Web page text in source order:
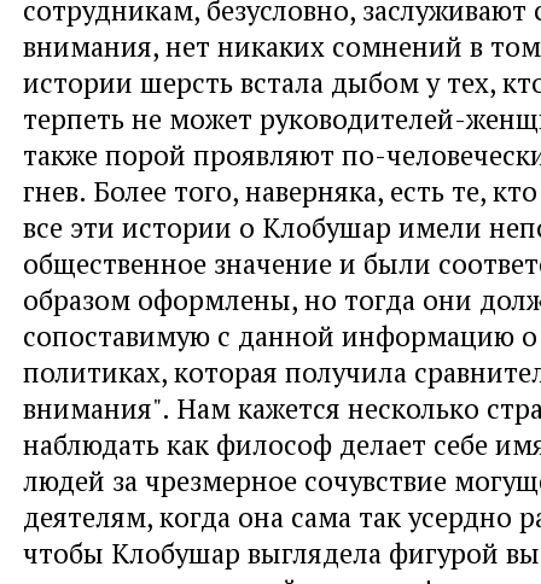
сотрудникам, безусловно, заслуживают
внимания, нет никаких сомнений в
истории шерсть встала дыбом у тех,
терпеть не может руководителей-
также порой проявляют по-
гнев. Более того, наверняка, есть те,
все эти истории о Клобушар имели
общественное значение и были
образом оформлены, но тогда они
сопоставимую с данной информацию
политиках, которая получила
внимания". Нам кажется несколько
наблюдать как философ делает себе
людей за чрезмерное сочувствие
деятелям, когда она сама так усердно
чтобы Клобушар выглядела фигурой